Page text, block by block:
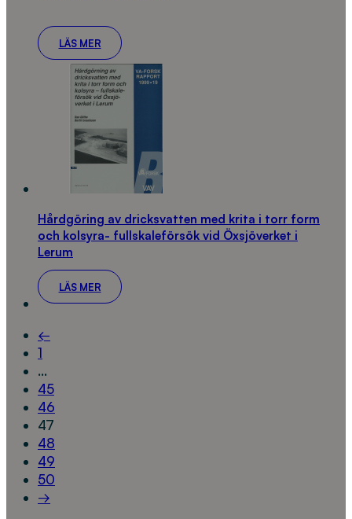
LÄS MER
Hårdgöring av dricksvatten med krita i torr form
och kolsyra- fullskaleförsök vid Öxsjöverket i
Lerum
LÄS MER
←
1
…
45
46
47
48
49
50
→